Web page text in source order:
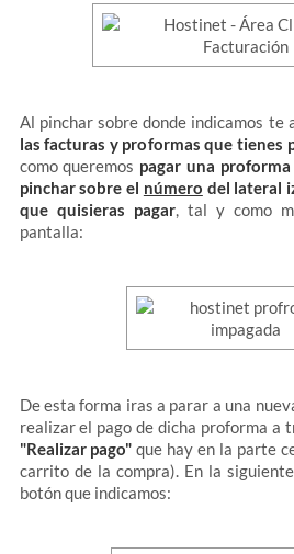
Al pinchar sobre donde indicamos te
las facturas y proformas que tienes
como queremos pagar una
pinchar sobre el número del lateral
que quisieras pagar, tal y como
pantalla:
De esta forma iras a parar a una
realizar el pago de dicha proforma a
"Realizar pago" que hay en la parte
carrito de la compra). En la
botón que indicamos: